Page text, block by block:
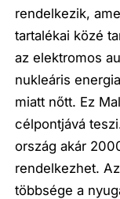
rendelkezik,
tartalékai közé
az elektromos
nukleáris
miatt nőtt. Ez
célpontjává
ország akár
rendelkezhet.
többsége a